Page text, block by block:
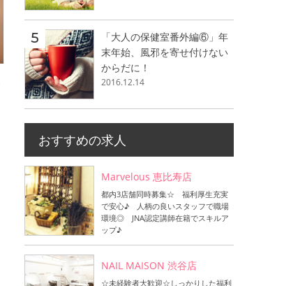
「大人の保健室番外編⑥」年
末年始、風邪を寄せ付けない
からだに！
2016.12.14
おすすめの求人
Marvelous 恵比寿店
都内3店舗同時募集☆ 福利厚生充実
で安心♪ 人柄の良いスタッフで職場
環境◎ JNA認定講師在籍でスキルア
ップ♪
NAIL MAISON 渋谷店
☆未経験者大歓迎☆しっかりした福利